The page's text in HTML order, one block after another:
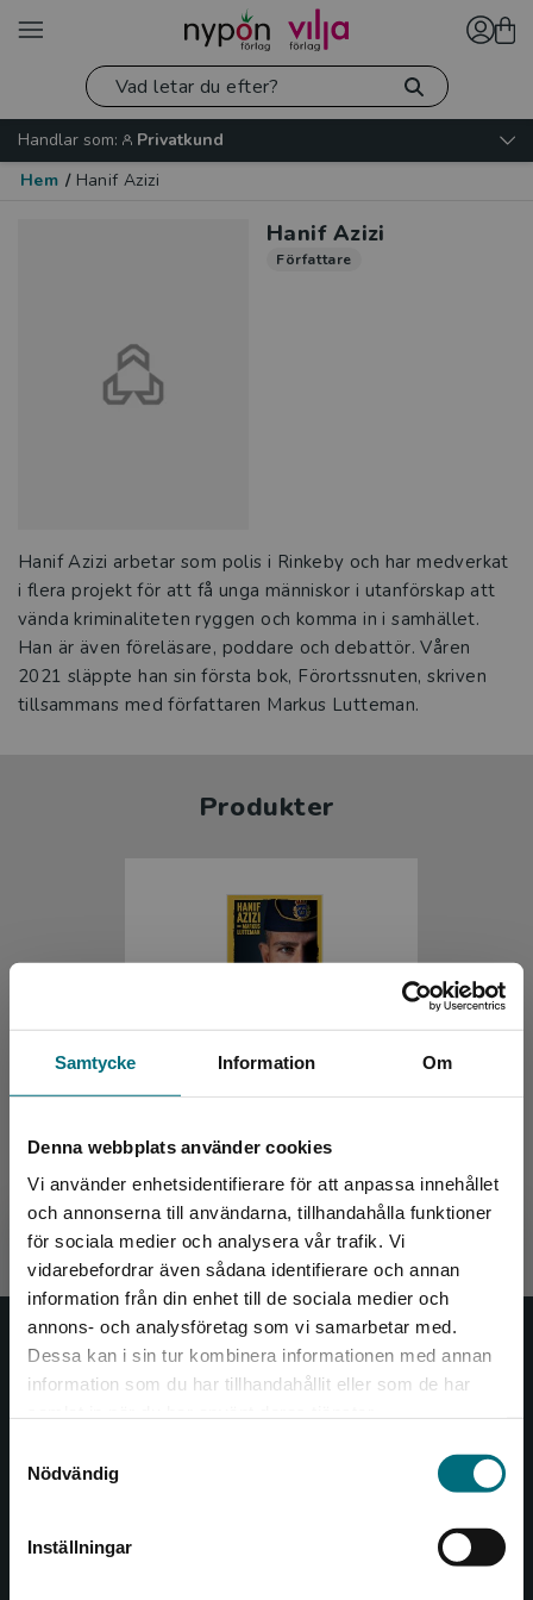
Samtycke Information Om
Denna webbplats använder cookies
Vi använder enhetsidentifierare för att anpassa innehållet
och annonserna till användarna, tillhandahålla funktioner
för sociala medier och analysera vår trafik. Vi
vidarebefordrar även sådana identifierare och annan
information från din enhet till de sociala medier och
annons- och analysföretag som vi samarbetar med.
Dessa kan i sin tur kombinera informationen med annan
information som du har tillhandahållit eller som de har
Nödvändig
Inställningar
Begränsad fraktregion
Det verkar som att du besöker
nyponochviljaforlag.se via en enhet utanför
Sverige. För att kunna slutföra ett köp måste
Handlar som:
Privatkund
Hem / Hanif Azizi
Hanif Azizi
Författare
Hanif Azizi arbetar som polis i Rinkeby och har medverkat
i flera projekt för att få unga människor i utanförskap att
vända kriminaliteten ryggen och komma in i samhället.
Han är även föreläsare, poddare och debattör. Våren
2021 släppte han sin första bok, Förortssnuten, skriven
tillsammans med författaren Markus Lutteman.
Produkter
Förortssnuten (lättläst)
Azizi, Hanif - Lutteman, Markus
192 krinkl. moms
Exkl. moms: 181 kr
Nypon och Vilja
Nypon och Vilja förlag ger ut böcker som väcker läslust
såväl barn som vuxna.
Nypon och Vilja förlag är en del av Studentlitteratur.
Kontakta oss